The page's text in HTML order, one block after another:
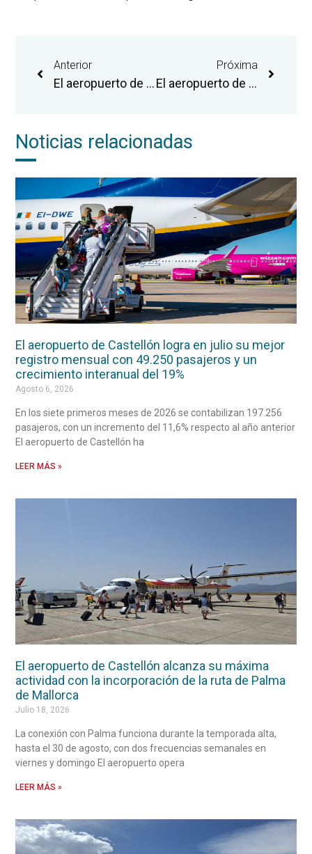
Anterior
El aeropuerto de Castellón promueve nuevas oportunidades de conexión aérea en la feria ‘Routes World 2023’
Próxima
El aeropuerto de Castellón presenta el proyecto de la incubadora de empresas aeroespaciales en el ‘Valencia Digital Summit
Noticias relacionadas
El aeropuerto de Castellón logra en julio su mejor
registro mensual con 49.250 pasajeros y un
crecimiento interanual del 19%
Agosto 6, 2026
En los siete primeros meses de 2026 se contabilizan 197.256
pasajeros, con un incremento del 11,6% respecto al año anterior
El aeropuerto de Castellón ha
LEER MÁS »
El aeropuerto de Castellón alcanza su máxima
actividad con la incorporación de la ruta de Palma
de Mallorca
Julio 18, 2026
La conexión con Palma funciona durante la temporada alta,
hasta el 30 de agosto, con dos frecuencias semanales en
viernes y domingo El aeropuerto opera
LEER MÁS »